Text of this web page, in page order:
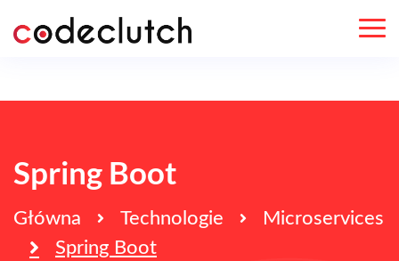
Spring Boot
Główna Technologie
Microservices
Spring Boot